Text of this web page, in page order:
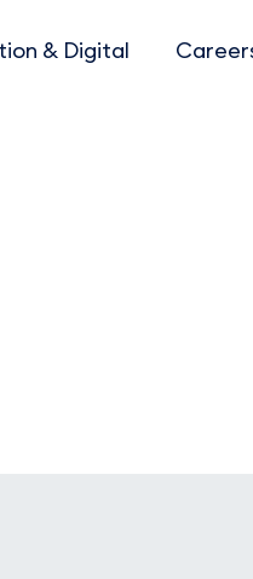
& Digital